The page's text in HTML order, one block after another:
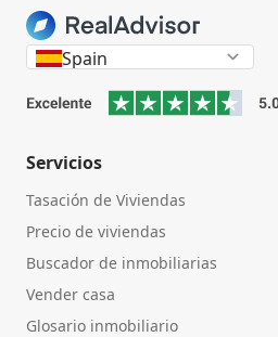
Spain
Servicios
Tasación de Viviendas
Precio de viviendas
Buscador de inmobiliarias
Vender casa
Glosario inmobiliario